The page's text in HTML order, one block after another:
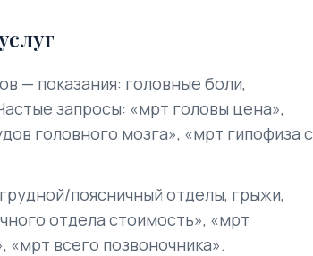
— показания: головные боли,
запросы: «мрт головы цена»,
головного мозга», «мрт гипофиза с
поясничный отделы, грыжи,
отдела стоимость», «мрт
всего позвоночника».